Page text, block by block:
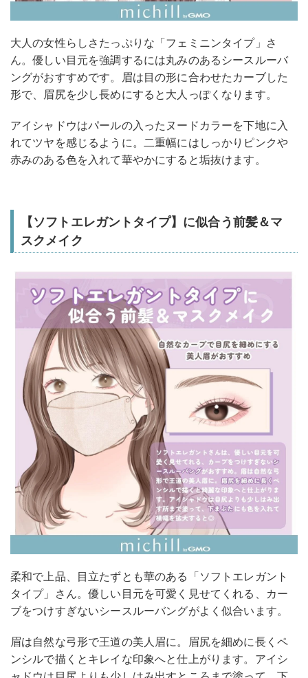
大人の女性らしさたっぷりな「フェミニンタイプ」さ
ん。優しい目元を強調するには丸みのあるシースルーバ
ングがおすすめです。眉は目の形に合わせたカーブした
形で、眉尻を少し長めにすると大人っぽくなります。
アイシャドウはパールの入ったヌードカラーを下地に入
れてツヤを感じるように。二重幅にはしっかりピンクや
赤みのある色を入れて華やかにすると垢抜けます。
【ソフトエレガントタイプ】に似合う前髪＆マ
スクメイク
柔和で上品、目立たずとも華のある「ソフトエレガント
タイプ」さん。優しい目元を可愛く見せてくれる、カー
ブをつけすぎないシースルーバングがよく似合います。
眉は自然な弓形で王道の美人眉に。眉尻を細めに長くペ
ンシルで描くとキレイな印象へと仕上がります。アイシ